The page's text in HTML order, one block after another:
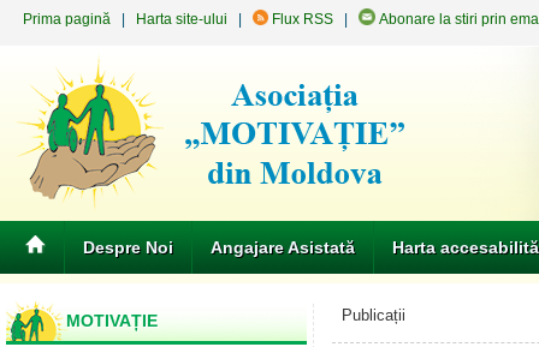
Prima pagină Harta site-ului Flux RSS Abonare la stiri prin
Despre Noi Angajare Asistată Harta
MOTIVAȚIE Publicații